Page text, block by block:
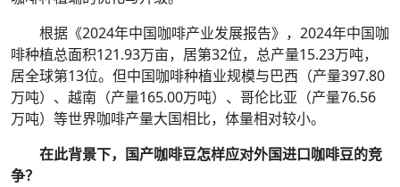
根据《2024年中国咖啡产业发展报告》，2024年中国咖
啡种植总面积121.93万亩，居第32位，总产量15.23万吨，
居全球第13位。但中国咖啡种植业规模与巴西（产量397.80
万吨）、越南（产量165.00万吨）、哥伦比亚（产量76.56
万吨）等世界咖啡产量大国相比，体量相对较小。
在此背景下，国产咖啡豆怎样应对外国进口咖啡豆的竞
争？